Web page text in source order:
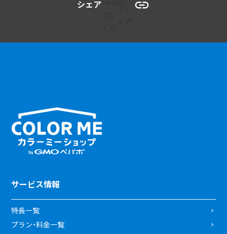
シェア
サービス情報
特長一覧
プラン・料金一覧